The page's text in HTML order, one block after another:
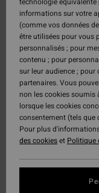
informations sur votre
(comme vos données
être utilisées pour vous
personnalisés ; pour
contenu ; pour
sur leur audience ; pour
partenaires. Vous
non les cookies soumis
lorsque les cookies
consentement (tels que
Pour plus
des cookieset Politique